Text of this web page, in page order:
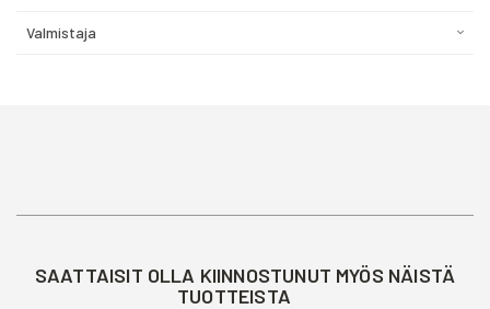
Valmistaja
SAATTAISIT OLLA KIINNOSTUNUT MYÖS NÄISTÄ
TUOTTEISTA